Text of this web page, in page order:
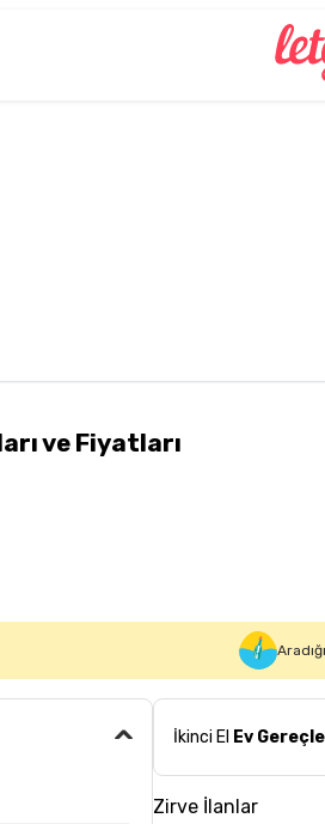
ve Fiyatları
İkinci El Ev
Zirve İlanlar